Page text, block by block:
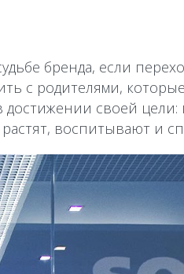
бренда, если
с родителями,
своей
воспитывают и